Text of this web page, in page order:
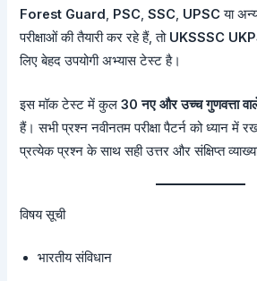
Forest Guard, PSC,SSC, UPSCया
परीक्षाओं की तैयारी कर रहे हैं, तो UKSSSC
लिए बेहद उपयोगी अभ्यास टेस्ट है।
इस मॉक टेस्ट में कुल30 नए और उच्च गुणवत्ता
हैं। सभी प्रश्न नवीनतम परीक्षा पैटर्न को ध्यान में
प्रत्येक प्रश्न के साथ सही उत्तर और संक्षिप्त
विषय सूची
भारतीय संविधान